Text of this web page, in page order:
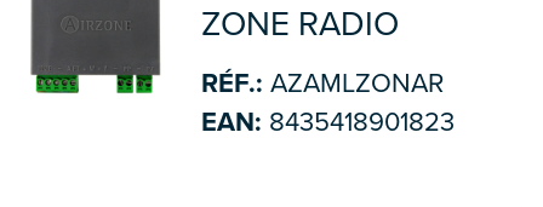
ZONE RADIO
RÉF.: AZAMLZONAR
EAN: 8435418901823